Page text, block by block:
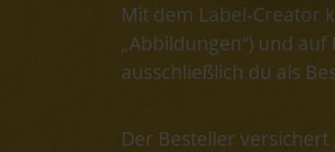
Mit dem Label-Creator
„Abbildungen“) und
ausschließlich du als
Der Besteller